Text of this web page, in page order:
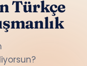
Türkçe